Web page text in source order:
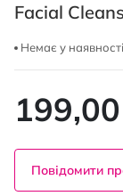
Facial
Немає у наявності
Повідомити